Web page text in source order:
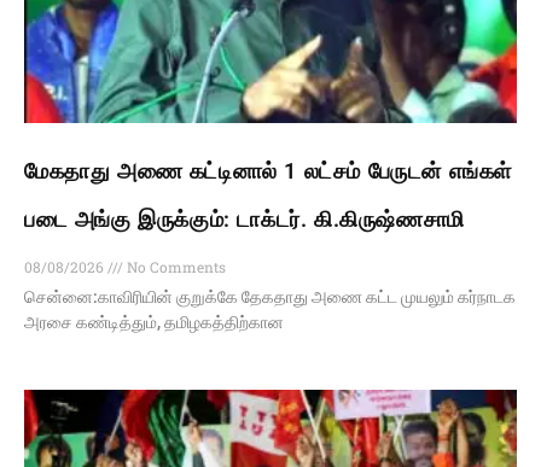
மேகதாது அணை கட்டினால் 1 லட்சம் பேருடன் எங்கள்
படை அங்கு இருக்கும்: டாக்டர். கி.கிருஷ்ணசாமி
08/08/2026
No Comments
சென்னை:காவிரியின் குறுக்கே தேகதாது அணை கட்ட முயலும் கர்நாடக
அரசை கண்டித்தும், தமிழகத்திற்கான